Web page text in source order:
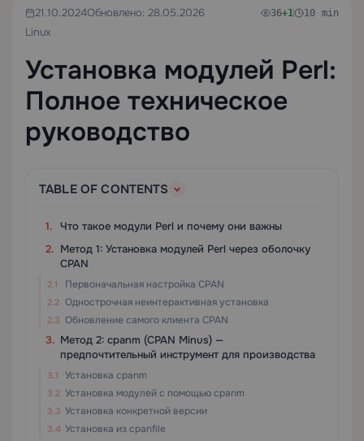
21.10.2024Обновлено: 28.05.2026
Linux
36+1 10 min
Установка модулей Perl:
Полное техническое
руководство
TABLE OF CONTENTS
Что такое модули Perl и почему они важны
Метод 1: Установка модулей Perl через оболочку
CPAN
Первоначальная настройка CPAN
Однострочная неинтерактивная установка
Обновление самого клиента CPAN
Метод 2: cpanm (CPAN Minus) —
предпочтительный инструмент для производства
Установка cpanm
Установка модулей с помощью cpanm
Установка конкретной версии
Установка из cpanfile